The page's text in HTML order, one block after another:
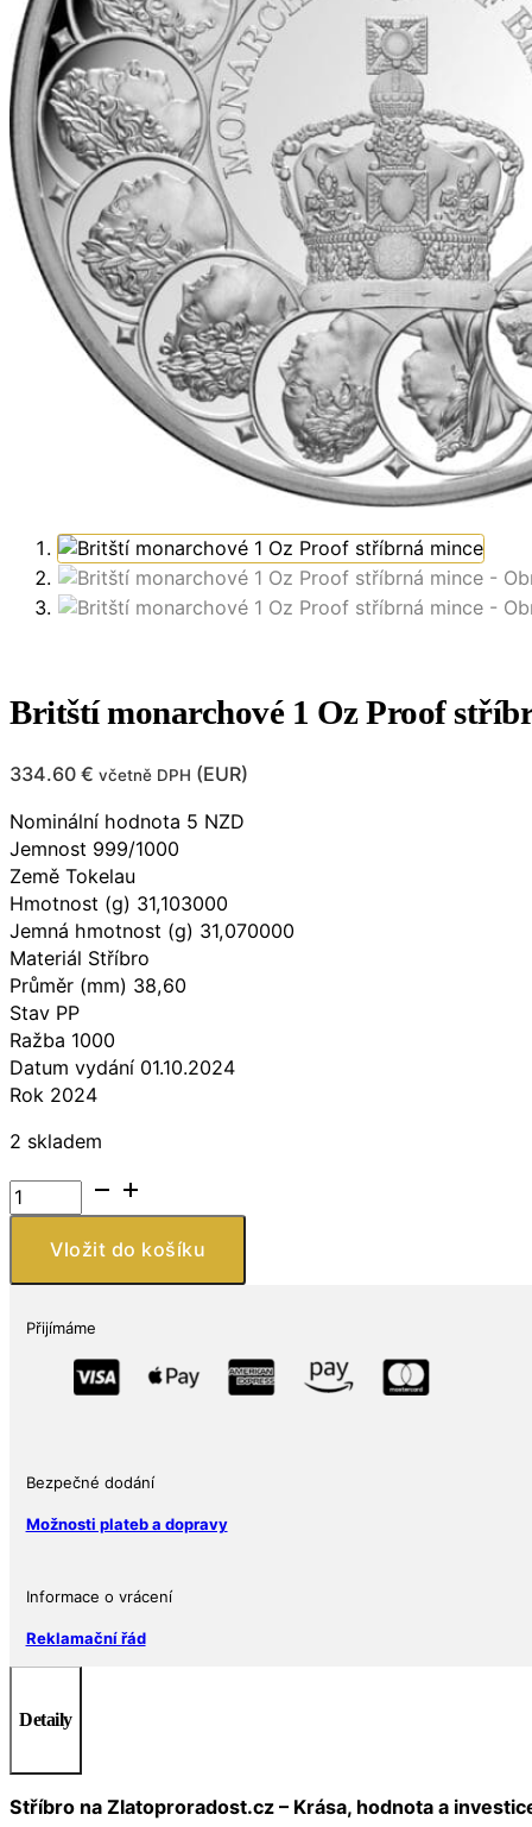
Britští monarchové 1 Oz Proof
334.60 € včetně DPH (EUR)
Nominální hodnota 5 NZD
Jemnost 999/1000
Země Tokelau
Hmotnost (g) 31,103000
Jemná hmotnost (g) 31,070000
Materiál Stříbro
Průměr (mm) 38,60
Stav PP
Ražba 1000
Datum vydání 01.10.2024
Rok 2024
2 skladem
Britští
monarchové
stříbrná
množství
Vložit do košíku
Přijímáme
Bezpečné dodání
Možnosti plateb a dopravy
Informace o vrácení
Reklamační řád
Detaily
Stříbro na Zlatoproradost.cz – Krása, hodnota a